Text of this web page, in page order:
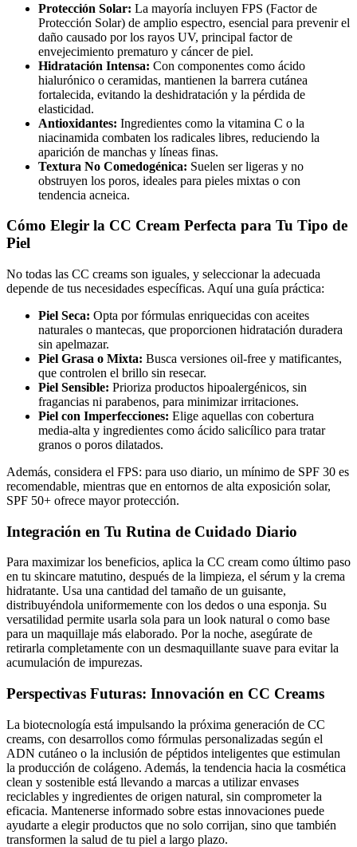
Protección Solar: La mayoría incluyen FPS (Factor de
Protección Solar) de amplio espectro, esencial para prevenir el
daño causado por los rayos UV, principal factor de
envejecimiento prematuro y cáncer de piel.
Hidratación Intensa: Con componentes como ácido
hialurónico o ceramidas, mantienen la barrera cutánea
fortalecida, evitando la deshidratación y la pérdida de
elasticidad.
Antioxidantes: Ingredientes como la vitamina C o la
niacinamida combaten los radicales libres, reduciendo la
aparición de manchas y líneas finas.
Textura No Comedogénica: Suelen ser ligeras y no
obstruyen los poros, ideales para pieles mixtas o con
tendencia acneica.
Cómo Elegir la CC Cream Perfecta para Tu Tipo de
Piel
No todas las CC creams son iguales, y seleccionar la adecuada
depende de tus necesidades específicas. Aquí una guía práctica:
Piel Seca: Opta por fórmulas enriquecidas con aceites
naturales o mantecas, que proporcionen hidratación duradera
sin apelmazar.
Piel Grasa o Mixta: Busca versiones oil-free y matificantes,
que controlen el brillo sin resecar.
Piel Sensible: Prioriza productos hipoalergénicos, sin
fragancias ni parabenos, para minimizar irritaciones.
Piel con Imperfecciones: Elige aquellas con cobertura
media-alta y ingredientes como ácido salicílico para tratar
granos o poros dilatados.
Además, considera el FPS: para uso diario, un mínimo de SPF 30 es
recomendable, mientras que en entornos de alta exposición solar,
SPF 50+ ofrece mayor protección.
Integración en Tu Rutina de Cuidado Diario
Para maximizar los beneficios, aplica la CC cream como último paso
en tu skincare matutino, después de la limpieza, el sérum y la crema
hidratante. Usa una cantidad del tamaño de un guisante,
distribuyéndola uniformemente con los dedos o una esponja. Su
versatilidad permite usarla sola para un look natural o como base
para un maquillaje más elaborado. Por la noche, asegúrate de
retirarla completamente con un desmaquillante suave para evitar la
acumulación de impurezas.
Perspectivas Futuras: Innovación en CC Creams
La biotecnología está impulsando la próxima generación de CC
creams, con desarrollos como fórmulas personalizadas según el
ADN cutáneo o la inclusión de péptidos inteligentes que estimulan
la producción de colágeno. Además, la tendencia hacia la cosmética
clean y sostenible está llevando a marcas a utilizar envases
reciclables y ingredientes de origen natural, sin comprometer la
eficacia. Mantenerse informado sobre estas innovaciones puede
ayudarte a elegir productos que no solo corrijan, sino que también
transformen la salud de tu piel a largo plazo.